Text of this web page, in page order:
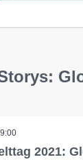
2021: